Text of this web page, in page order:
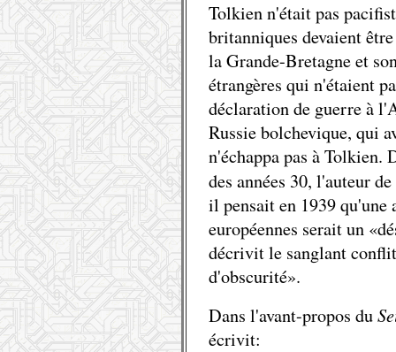
Tolkien n'était pas
britanniques devaient
la Grande-Bretagne et
étrangères qui n'étaient
déclaration de guerre à
Russie bolchevique, qui
n'échappa pas à Tolkien.
des années 30, l'auteur de
il pensait en 1939
européennes serait un
décrivit le sanglant
d'obscurité».
Dans l'avant-propos du
écrivit: